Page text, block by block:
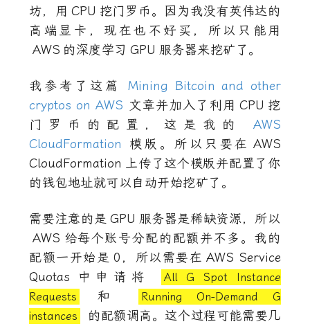
坊，用 CPU 挖门罗币。因为我没有英伟达的
高端显卡，现在也不好买，所以只能用
AWS 的深度学习 GPU 服务器来挖矿了。
我参考了这篇 Mining Bitcoin and other
cryptos on AWS 文章并加入了利用 CPU 挖
门罗币的配置，这是我的 AWS
CloudFormation
模版。所以只要在 AWS
CloudFormation 上传了这个模版并配置了你
的钱包地址就可以自动开始挖矿了。
需要注意的是 GPU 服务器是稀缺资源，所以
AWS 给每个账号分配的配额并不多。我的
配额一开始是 0 ，所以需要在 AWS Service
Quotas
中申请将
All G Spot Instance
Requests
和
Running On-Demand G
instances
的配额调高。这个过程可能需要几